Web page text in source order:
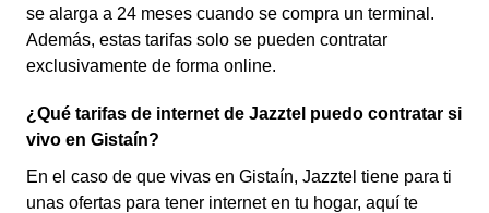
se alarga a 24 meses cuando se compra un terminal.
Además, estas tarifas solo se pueden contratar
exclusivamente de forma online.
¿Qué tarifas de internet de Jazztel puedo contratar si
vivo en Gistaín?
En el caso de que vivas en Gistaín, Jazztel tiene para ti
unas ofertas para tener internet en tu hogar, aquí te